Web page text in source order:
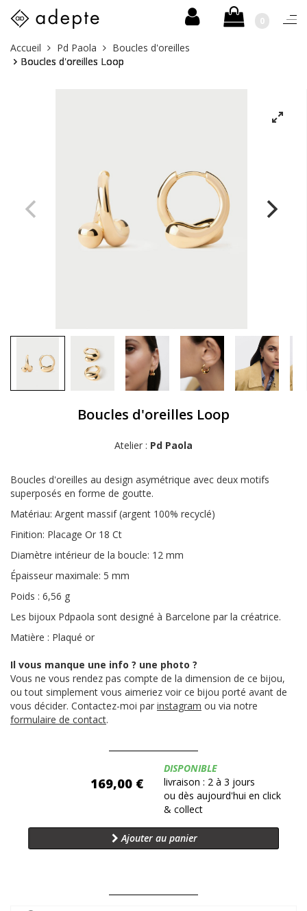
Skip
0
Vous
êtes
Accueil Pd Paola
Boucles d'oreilles
Boucles d'oreilles Loop
Boucles d'oreilles Loop
Atelier : Pd Paola
Boucles d'oreilles au design asymétrique avec deux motifs
superposés en forme de goutte.
Matériau: Argent massif (argent 100% recyclé)
Finition: Placage Or 18 Ct
Diamètre intérieur de la boucle: 12 mm
Épaisseur maximale: 5 mm
Poids : 6,56 g
Les bijoux Pdpaola sont designé à Barcelone par la créatrice.
Matière : Plaqué or
Il vous manque une info ? une photo ?
Vous ne vous rendez pas compte de la dimension de ce bijou,
ou tout simplement vous aimeriez voir ce bijou porté avant de
vous décider. Contactez-moi par instagram ou via notre
formulaire de contact.
169,00 €
Disponibilité:
DISPONIBLE
livraison : 2 à 3 jours
ou dès aujourd'hui en click
& collect
Ajouter au panier